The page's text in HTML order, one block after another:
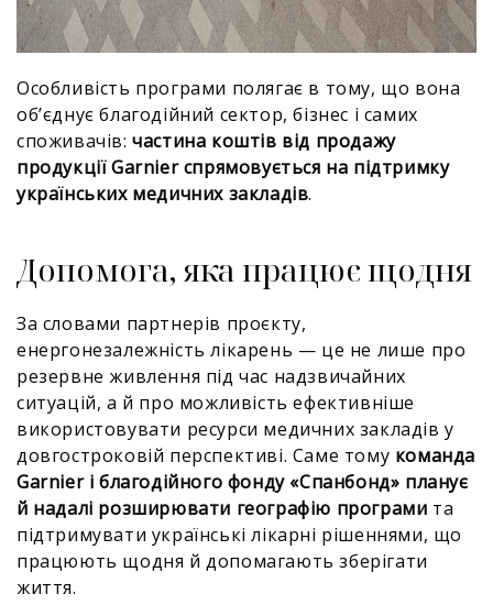
Особливість програми полягає в тому, що вона
об’єднує благодійний сектор, бізнес і самих
споживачів:частина коштів від продажу
продукції Garnier спрямовується на підтримку
українських медичних закладів.
Допомога, яка працює щодня
За словами партнерів проєкту,
енергонезалежність лікарень — це не лише про
резервне живлення під час надзвичайних
ситуацій, а й про можливість ефективніше
використовувати ресурси медичних закладів у
довгостроковій перспективі. Саме тому команда
Garnier і благодійного фонду «Спанбонд» планує
й надалі розширювати географію програми та
підтримувати українські лікарні рішеннями, що
працюють щодня й допомагають зберігати
життя.